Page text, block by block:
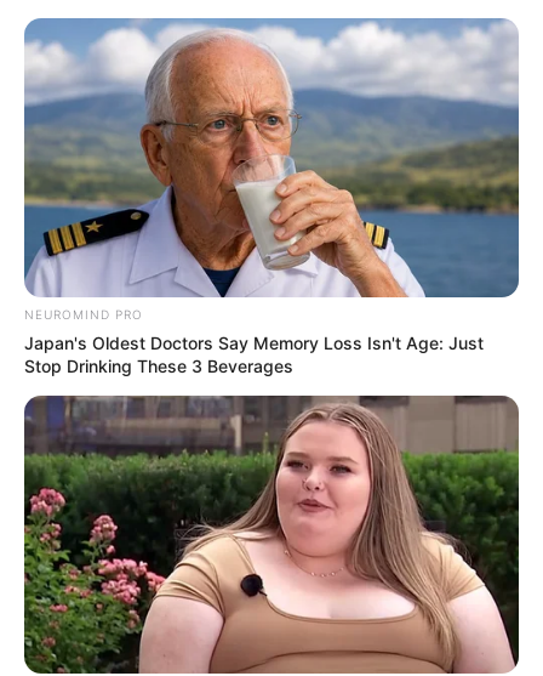
NEUROMIND PRO
Japan's Oldest Doctors Say Memory Loss Isn't Age: Just
Stop Drinking These 3 Beverages